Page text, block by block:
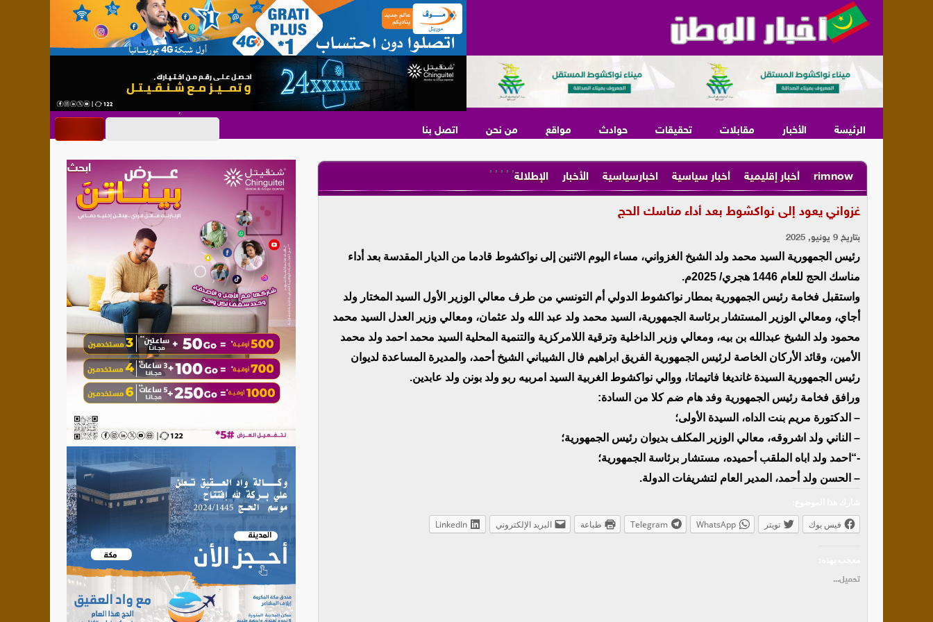
الرئيسة الأخبار مقابلات تحقيقات حوادث مواقع من نحن اتصل بنا
rimnow
,
أخبار إقليمية
,
أخبار سياسية
,
اخبارسياسية
,
الأخبار
,
الإطلالة
غزواني يعود إلى نواكشوط بعد أداء مناسك الحج
بتاريخ 9 يونيو, 2025
رئيس الجمهورية السيد محمد ولد الشيخ الغزواني، مساء اليوم الاثنين إلى نواكشوط قادما من الديار المقدسة بعد أداء
مناسك الحج للعام 1446 هجري/ 2025م.
واستقبل فخامة رئيس الجمهورية بمطار نواكشوط الدولي أم التونسي من طرف معالي الوزير الأول السيد المختار ولد
أجاي، ومعالي الوزير المستشار برئاسة الجمهورية، السيد محمد ولد عبد الله ولد عثمان، ومعالي وزير العدل السيد محمد
محمود ولد الشيخ عبدالله بن بيه، ومعالي وزير الداخلية وترقية اللامركزية والتنمية المحلية السيد محمد احمد ولد محمد
الأمين، وقائد الأركان الخاصة لرئيس الجمهورية الفريق ابراهيم فال الشيباني الشيخ أحمد، والمديرة المساعدة لديوان
رئيس الجمهورية السيدة غانديغا فاتيماتا، ووالي نواكشوط الغربية السيد امربيه ربو ولد بونن ولد عابدين.
ورافق فخامة رئيس الجمهورية وفد هام ضم كلا من السادة:
– الدكتورة مريم بنت الداه، السيدة الأولى؛
– الناني ولد اشروقه، معالي الوزير المكلف بديوان رئيس الجمهورية؛
-“احمد ولد اباه الملقب أحميده، مستشار برئاسة الجمهورية؛
– الحسن ولد أحمد، المدير العام لتشريفات الدولة.
فيس بوك تويتر WhatsApp
Telegram طباعة البريد الإلكتروني LinkedIn
تحميل...